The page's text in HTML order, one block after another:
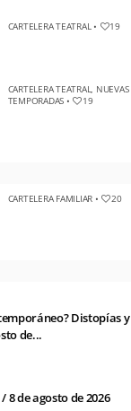
CARTELERA TEATRAL• 19
CARTELERA TEATRAL, NUEVAS
TEMPORADAS • 19
CARTELERA FAMILIAR • 20
Distopías y
de...
de agosto de 2026